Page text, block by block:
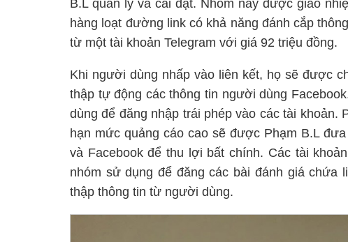
B.L quản lý và cài đặt. Nhóm này được giao
hàng loạt đường link có khả năng đánh cắp
từ một tài khoản Telegram với giá 92 triệu đồng.
Khi người dùng nhấp vào liên kết, họ sẽ được
thập tự động các thông tin người dùng
dùng để đăng nhập trái phép vào các tài khoản.
hạn mức quảng cáo cao sẽ được Phạm B.L
và Facebook để thu lợi bất chính. Các tài
nhóm sử dụng để đăng các bài đánh giá chứa
thập thông tin từ người dùng.